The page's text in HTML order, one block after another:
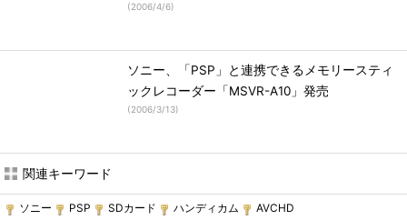
(2006/4/6)
ソニー、「PSP」と連携できるメモリースティ
ックレコーダー「MSVR-A10」発売
(2006/3/13)
関連キーワード
ソニー PSP SDカード ハンディカム AVCHD